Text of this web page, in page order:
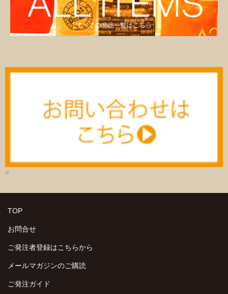
○
TOP
お問合せ
ご発注者登録はこちらから
メールマガジンのご購読
ご発注ガイド